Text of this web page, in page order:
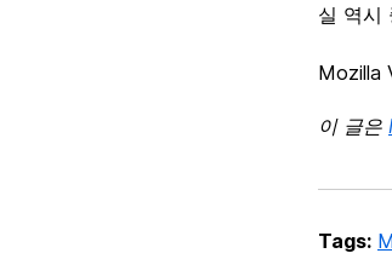
실 역시
Mozilla
이 글은
Tags: